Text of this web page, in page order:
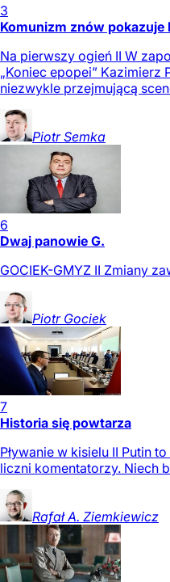
3
Komunizm znów pokazuje
Na pierwszy ogień II W
„Koniec epopei” Kazimierz
niezwykle przejmującą
Piotr Semka
6
Dwaj panowie G.
GOCIEK-GMYZ II Zmiany
Piotr Gociek
7
Historia się powtarza
Pływanie w kisielu II Putin
liczni komentatorzy. Niech
Rafał A. Ziemkiewicz